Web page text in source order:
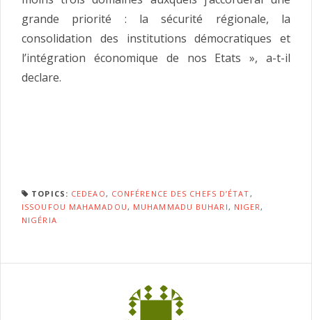
grande priorité : la sécurité régionale, la
consolidation des institutions démocratiques et
l’intégration économique de nos Etats », a-t-il
declare.
TOPICS: CEDEAO, CONFÉRENCE DES CHEFS D’ÉTAT,
ISSOUFOU MAHAMADOU, MUHAMMADU BUHARI, NIGER,
NIGÉRIA